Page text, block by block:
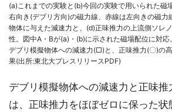
(a)これまでの実験と(b)今回の実験で用いられた磁
右向き(デブリ方向)の磁力線、赤線は左向きの磁力
物体に与えた減速力と、(d)正味推力の上流側ソレ
性。図中A・Bが(a)・(b)に示された磁場配位に対応
デブリ模擬物体への減速力(□)と、正味推力(〇)の
果(出所:東北大プレスリリースPDF)
デブリ模擬物体への減速力と正味
は、正味推力をほぼゼロに保った